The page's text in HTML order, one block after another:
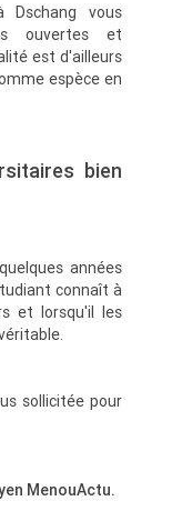
vous
ouvertes et
est d'ailleurs
espèce en
bien
années
connaît à
et lorsqu'il les
sollicitée pour
MenouActu.